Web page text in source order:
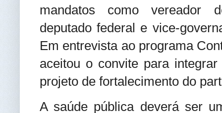
mandatos como vereador
deputado federal e vice-
Em entrevista ao programa
aceitou o convite para
projeto de fortalecimento do
A saúde pública deverá ser